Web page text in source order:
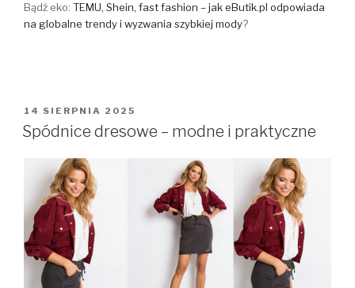
Bądź eko: TEMU, Shein, fast fashion – jak eButik.pl odpowiada
na globalne trendy i wyzwania szybkiej mody?
OPUBLIKOWANE
W
14 SIERPNIA 2025
Spódnice dresowe – modne i praktyczne